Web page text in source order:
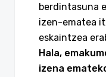
berdintasuna
izen-ematea
eskaintzea
Hala,
izena